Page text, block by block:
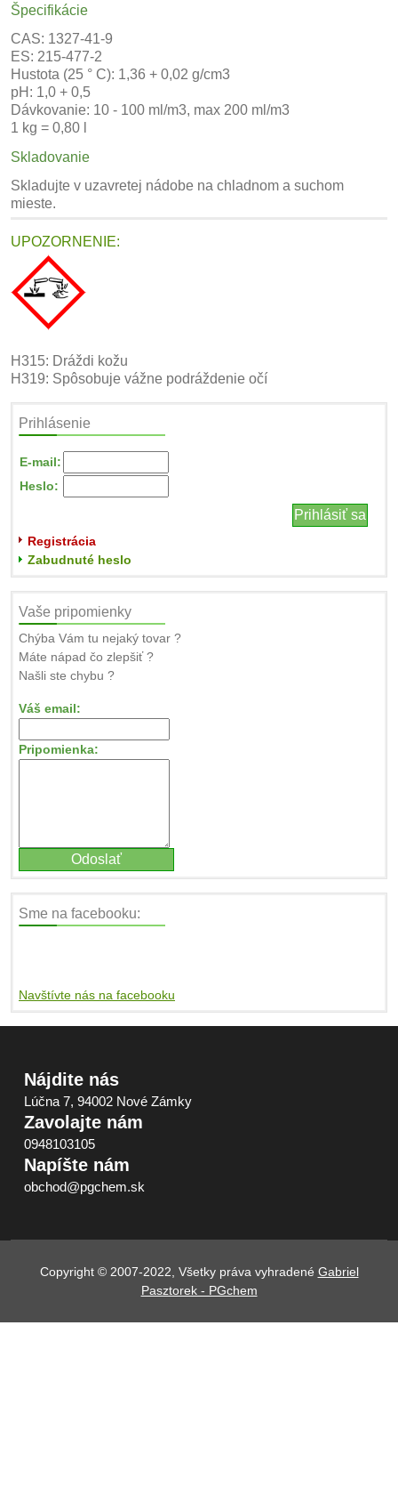
Špecifikácie
CAS: 1327-41-9
ES: 215-477-2
Hustota (25 ° C): 1,36 + 0,02 g/cm3
pH: 1,0 + 0,5
Dávkovanie: 10 - 100 ml/m3, max 200 ml/m3
1 kg = 0,80 l
Skladovanie
Skladujte v uzavretej nádobe na chladnom a suchom
mieste.
UPOZORNENIE:
H315: Dráždi kožu
H319: Spôsobuje vážne podráždenie očí
Prihlásenie
E-mail:
Heslo:
Registrácia
Zabudnuté heslo
Vaše pripomienky
Chýba Vám tu nejaký tovar ?
Máte nápad čo zlepšiť ?
Našli ste chybu ?
Váš email:
Pripomienka:
Sme na facebooku:
Navštívte nás na facebooku
Nájdite nás
Lúčna 7, 94002 Nové Zámky
Zavolajte nám
0948103105
Napíšte nám
obchod@pgchem.sk
Copyright © 2007-2022, Všetky práva vyhradené Gabriel
Pasztorek - PGchem